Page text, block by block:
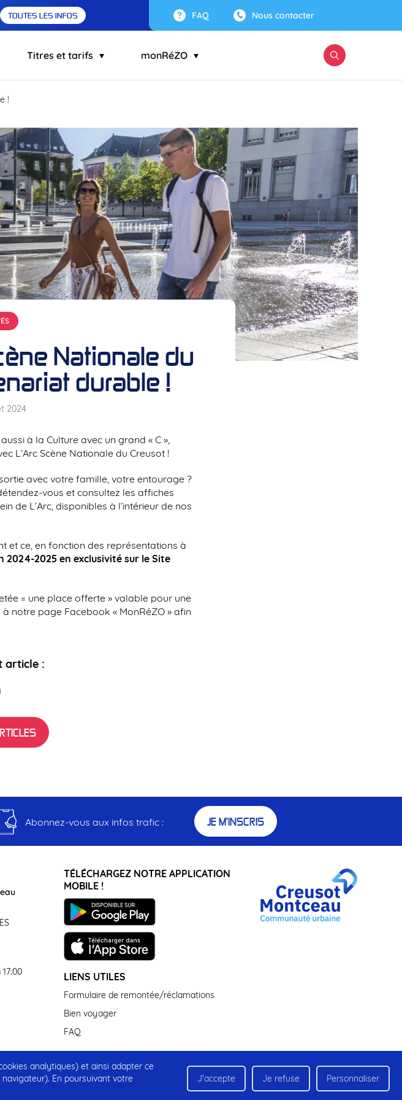
TOUTES LES INFOS FAQ Nous contacter
Titres et tarifs monRéZO
!
Nationale du
durable !
2024
à la Culture avec un grand « C »,
L’Arc Scène Nationale du Creusot !
avec votre famille, votre entourage ?
vous et consultez les affiches
de L’Arc, disponibles à l’intérieur de nos
et ce, en fonction des représentations à
2024-2025 en exclusivité sur le Site
= une place offerte » valable pour une
notre page Facebook « MonRéZO » afin
article :
Abonnez-vous aux infos trafic : JE M'INSCRIS
TÉLÉCHARGEZ NOTRE APPLICATION
MOBILE !
LIENS UTILES
Formulaire de remontée/réclamations
Bien voyager
FAQ
Personnel Plan du site Gestion des cookies
Accessibilité : non conforme
analytiques) et ainsi adapter ce
En poursuivant votre
J'accepte Je refuse Personnaliser